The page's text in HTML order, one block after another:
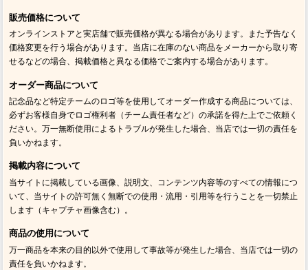
販売価格について
オンラインストアと実店舗で販売価格が異なる場合があります。また予告なく
価格変更を行う場合があります。当店に在庫のない商品をメーカーから取り寄
せるなどの場合、掲載価格と異なる価格でご案内する場合があります。
オーダー商品について
記念品など特定チームのロゴ等を使用してオーダー作成する商品については、
必ずお客様自身でロゴ権利者（チーム責任者など）の承諾を得た上でご依頼く
ださい。万一無断使用によるトラブルが発生した場合、当店では一切の責任を
負いかねます。
掲載内容について
当サイトに掲載している画像、説明文、コンテンツ内容等のすべての情報につ
いて、当サイトの許可無く無断での使用・流用・引用等を行うことを一切禁止
します（キャプチャ画像含む）。
商品の使用について
万一商品を本来の目的以外で使用して事故等が発生した場合、当店では一切の
責任を負いかねます。